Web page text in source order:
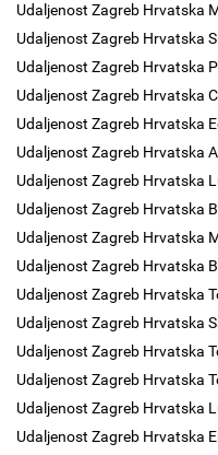
Udaljenost Zagreb Hrvatska
Udaljenost Zagreb Hrvatska
Udaljenost Zagreb Hrvatska
Udaljenost Zagreb Hrvatska
Udaljenost Zagreb Hrvatska
Udaljenost Zagreb Hrvatska
Udaljenost Zagreb Hrvatska
Udaljenost Zagreb Hrvatska
Udaljenost Zagreb Hrvatska
Udaljenost Zagreb Hrvatska
Udaljenost Zagreb Hrvatska
Udaljenost Zagreb Hrvatska
Udaljenost Zagreb Hrvatska
Udaljenost Zagreb Hrvatska
Udaljenost Zagreb Hrvatska
Udaljenost Zagreb Hrvatska